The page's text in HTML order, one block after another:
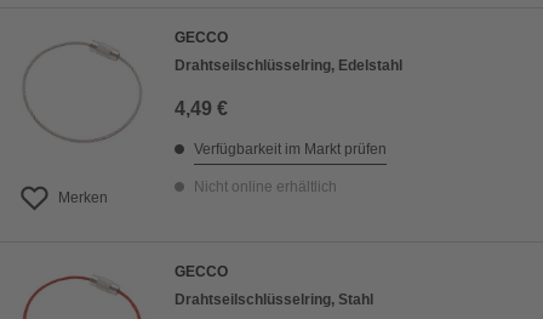
Bewertung
Merken
GECCO
Drahtseilschlüsselring, Edelstahl
4,49 €
Verfügbarkeit im Markt prüfen
Nicht online erhältlich
GECCO
Drahtseilschlüsselring, Stahl